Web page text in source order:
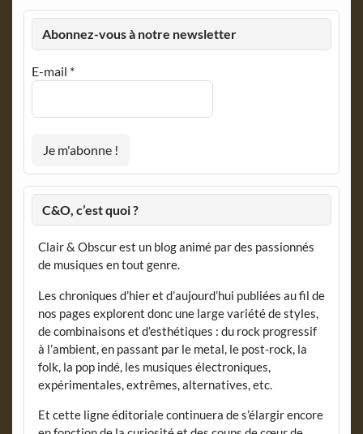
Abonnez-vous à notre newsletter
E-mail *
C&O, c’est quoi ?
Clair & Obscur est un blog animé par des passionnés
de musiques en tout genre.
Les chroniques d’hier et d’aujourd’hui publiées au fil de
nos pages explorent donc une large variété de styles,
de combinaisons et d’esthétiques : du rock progressif
à l’ambient, en passant par le metal, le post-rock, la
folk, la pop indé, les musiques électroniques,
expérimentales, extrêmes, alternatives, etc.
Et cette ligne éditoriale continuera de s’élargir encore